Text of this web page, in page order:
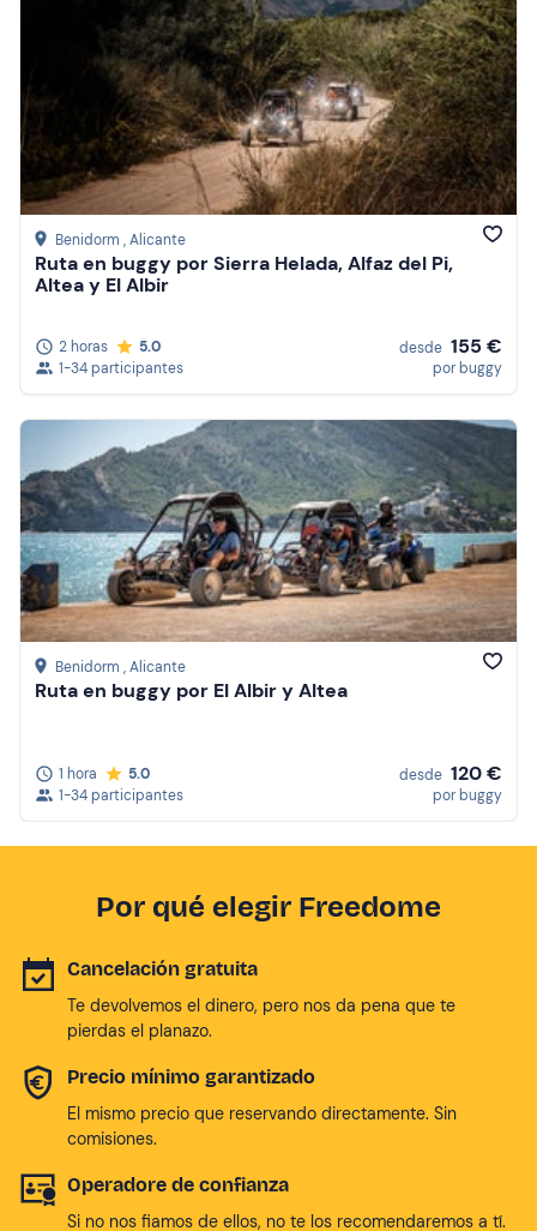
Benidorm , Alicante
Ruta en buggy por Sierra Helada, Alfaz del Pi,
Altea y El Albir
2 horas
5.0
1-34 participantes
desde 155 €
por buggy
Benidorm , Alicante
Ruta en buggy por El Albir y Altea
1 hora
5.0
1-34 participantes
desde 120 €
por buggy
Por qué elegir Freedome
Cancelación gratuita
Te devolvemos el dinero, pero nos da pena que te
pierdas el planazo.
Precio mínimo garantizado
El mismo precio que reservando directamente. Sin
comisiones.
Operadore de confianza
Si no nos fiamos de ellos, no te los recomendaremos a tí.